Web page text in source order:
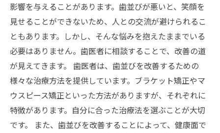
影響を与えることがあります。歯並びが悪いと、笑顔を
見せることができないため、人との交流が避けられるこ
ともあります。しかし、そんな悩みを抱えたままでいる
必要はありません。歯医者に相談することで、改善の道
が見えてきます。 歯医者は、歯並びを改善するための
様々な治療方法を提供しています。ブラケット矯正やマ
ウスピース矯正といった方法がありますが、それぞれに
特徴があります。自分に合った治療法を選ぶことが大切
です。 また、歯並びを改善することによって、健康面で